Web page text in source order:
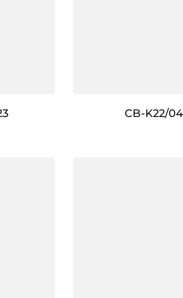
CB-K22/